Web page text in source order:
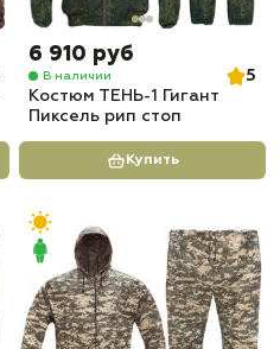
6 910 руб
В наличии
5
Костюм ТЕНЬ-1 Гигант
Пиксель рип стоп
Купить